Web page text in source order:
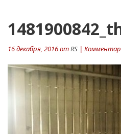
16 декабря, 2016 отRS |